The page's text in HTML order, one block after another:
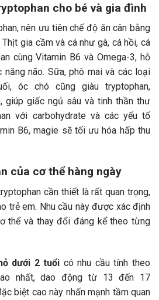
cho bé và gia đình
nên ưu tiên chế độ ăn cân bằng
gia cầm và cá như gà, cá hồi, cá
cùng Vitamin B6 và Omega-3, hỗ
năng não. Sữa, phô mai và các loại
óc chó cũng giàu tryptophan,
giúp giấc ngủ sâu và tinh thần thư
với carbohydrate và các yếu tố
B6, magie sẽ tối ưu hóa hấp thu
của cơ thể hàng ngày
cần thiết là rất quan trọng,
trẻ em. Nhu cầu này được xác định
thể và thay đổi đáng kể theo từng
dưới 2 tuổi có nhu cầu tính theo
nhất, dao động từ 13 đến 17
biệt cao này nhấn mạnh tầm quan